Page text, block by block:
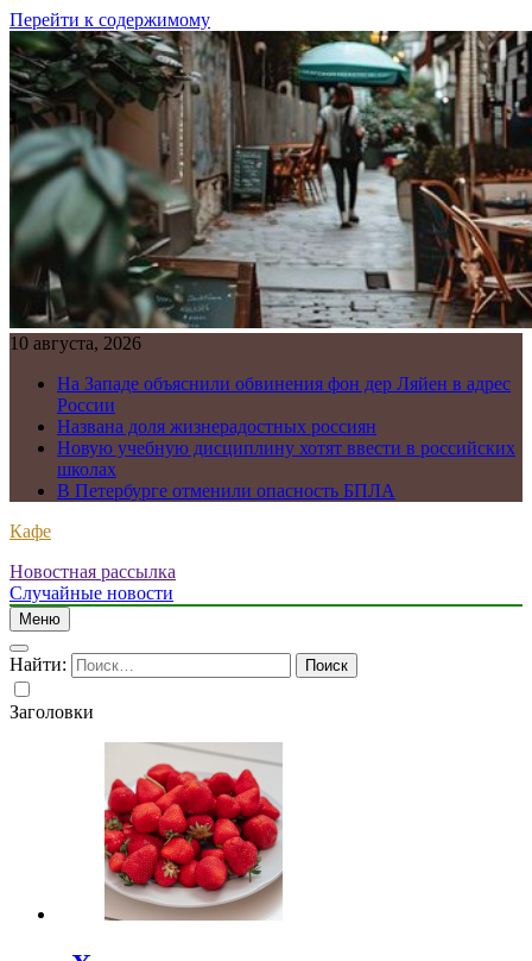
Перейти к содержимому
10 августа, 2026
На Западе объяснили обвинения фон дер Ляйен в адрес
России
Названа доля жизнерадостных россиян
Новую учебную дисциплину хотят ввести в российских
школах
В Петербурге отменили опасность БПЛА
Кафе
Новостная рассылка
Случайные новости
Меню
Найти:
Заголовки